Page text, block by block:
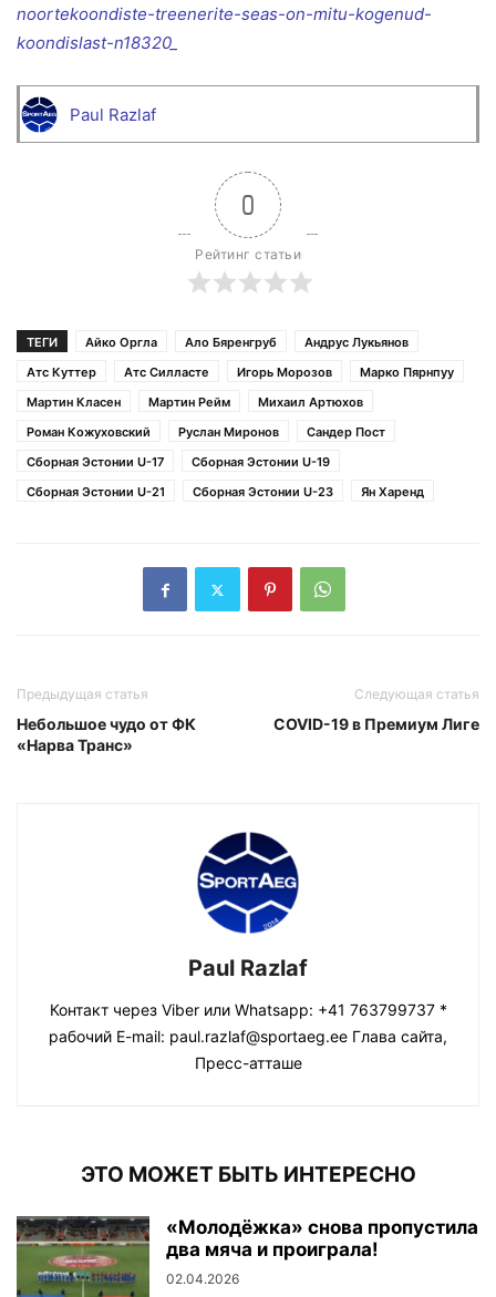
noortekoondiste-treenerite-seas-on-mitu-kogenud-
koondislast-n18320_
Paul Razlaf
0
Рейтинг статьи
ТЕГИ Айко Оргла Ало Бяренгруб
Андрус Лукьянов
Атс Куттер
Атс Силласте Игорь Морозов
Марко Пярнпуу
Мартин Класен
Мартин Рейм
Михаил Артюхов
Роман Кожуховский
Руслан Миронов
Сандер Пост
Сборная Эстонии U-17
Сборная Эстонии U-19
Сборная Эстонии U-21
Сборная Эстонии U-23 Ян Харенд
Предыдущая статья
Небольшое чудо от ФК
«Нарва Транс»
Следующая статья
COVID-19 в Премиум Лиге
Paul Razlaf
Контакт через Viber или Whatsapp: +41 763799737 *
рабочий E-mail: paul.razlaf@sportaeg.ee Глава сайта,
Пресс-атташе
ЭТО МОЖЕТ БЫТЬ ИНТЕРЕСНО
«Молодёжка» снова пропустила
два мяча и проиграла!
02.04.2026